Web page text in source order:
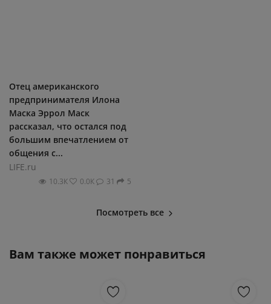
Отец американского
предпринимателя Илона
Маска Эррол Маск
рассказал, что остался под
большим впечатлением от
общения с...
LIFE.ru
10.3К 0.0К 31 5
Посмотреть все
Вам также может понравиться